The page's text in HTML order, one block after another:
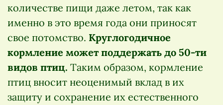
количестве пищи даже летом, так как
именно в это время года они приносят
свое потомство. Круглогодичное
кормление может поддержать до 50-ти
видов птиц. Таким образом, кормление
птиц вносит неоценимый вклад в их
защиту и сохранение их естественного